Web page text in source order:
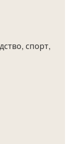
спорт,